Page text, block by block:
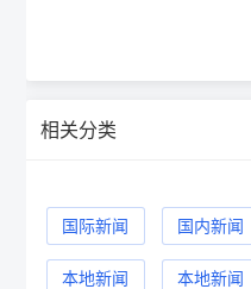
相关分类
国际新闻 国内新闻
本地新闻 本地新闻